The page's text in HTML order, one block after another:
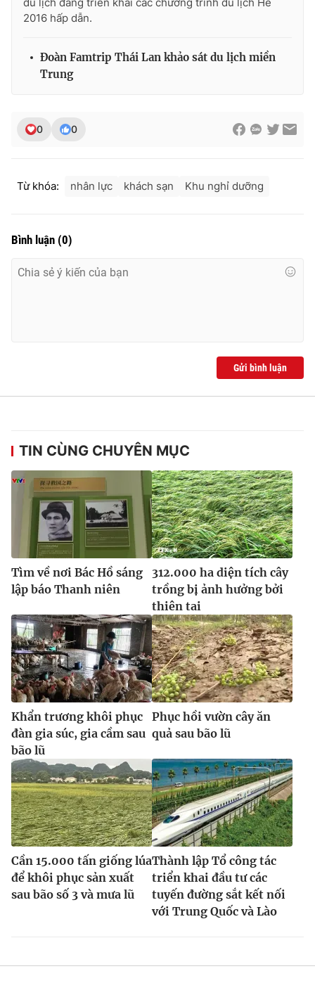
Thị trường 24h
VTV4 Vươn mình bằng AI
THỜI BÁO VTV
cấp ngày 29/12/2023
Tổng Biên tập:
Vũ Thanh Thủy
Phó Tổng Biên tập:Nguyễn Thị Mỹ Hạnh, Phạm Quốc Thắng,
Nguyễn Trọng Ninh
Tổng đài VTV:
024.38 355 931 - 024.38 355 932
Ðiện thoại Thời báo VTV:024.66 897 897
Email:toasoan@vtv.vn
Liên hệ quảng cáo:024-7300.7108
® Cấm sao chép dưới mọi hình thức nếu không có sự chấp
thuận bằng văn bản. Ghi rõ nguồn VTV.vn khi phát hành lại
thông tin từ website này.
2016 hấp dẫn.
Đoàn Famtrip Thái Lan khảo sát du lịch miền
Trung
0 0
Từ khóa: nhân lực khách sạn Khu nghỉ dưỡng
Bình luận (0)
Gửi bình luận
TIN CÙNG CHUYÊN MỤC
Tìm về nơi Bác Hồ sáng
lập báo Thanh niên
312.000 ha diện tích cây
trồng bị ảnh hưởng bởi
thiên tai
Khẩn trương khôi phục
đàn gia súc, gia cầm sau
bão lũ
Phục hồi vườn cây ăn
quả sau bão lũ
Cần 15.000 tấn giống lúa
để khôi phục sản xuất
sau bão số 3 và mưa lũ
Thành lập Tổ công tác
triển khai đầu tư các
tuyến đường sắt kết nối
với Trung Quốc và Lào